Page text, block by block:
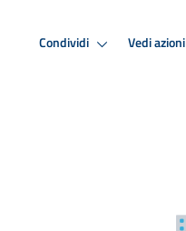
Condividi Vedi azioni